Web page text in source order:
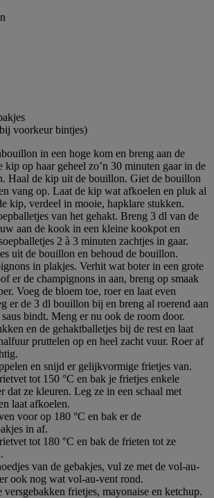
voorkeur bintjes)
in een hoge kom en breng aan de
op haar geheel zo’n 30 minuten gaar in de
Haal de kip uit de bouillon. Giet de bouillon
vang op. Laat de kip wat afkoelen en pluk al
kip, verdeel in mooie, hapklare stukken.
van het gehakt. Breng 3 dl van de
aan de kook in een kleine kookpot en
2 à 3 minuten zachtjes in gaar.
uit de bouillon en behoud de bouillon.
in plakjes. Verhit wat boter in een grote
er de champignons in aan, breng op smaak
Voeg de bloem toe, roer en laat even
er de 3 dl bouillon bij en breng al roerend aan
bindt. Meng er nu ook de room door.
en de gehaktballetjes bij de rest en laat
pruttelen op en heel zacht vuur. Roer af
en snijd er gelijkvormige frietjes van.
tot 150 °C en bak je frietjes enkele
dat ze kleuren. Leg ze in een schaal met
laat afkoelen.
voor op 180 °C en bak er de
in af.
tot 180 °C en bak de frieten tot ze
van de gebakjes, vul ze met de vol-au-
ook nog wat vol-au-vent rond.
versgebakken frietjes, mayonaise en ketchup.